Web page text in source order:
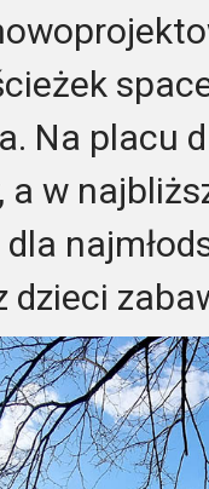
Na placu
a w
dzieci